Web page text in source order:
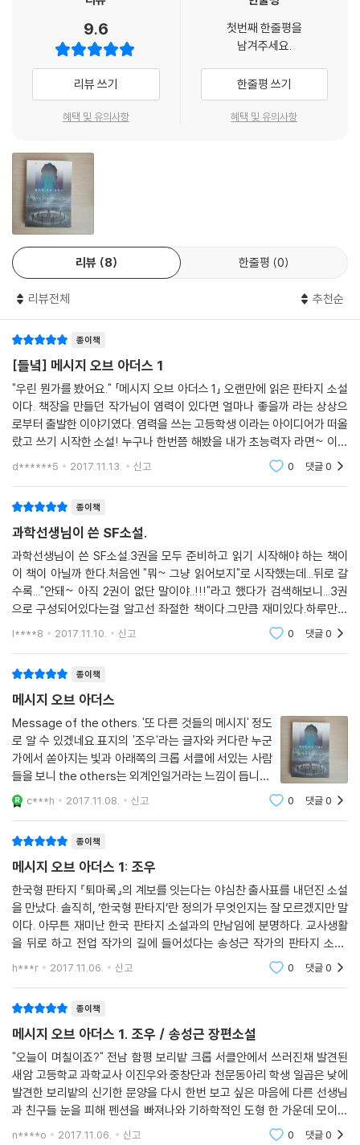
훈 옆에 있던 정수기 물통에서 뽀글거리며 귀엽게 생긴 물방울 몇 개가 올
라왔다. ---「실종 3」중에서
“우린 뭔가를 봤어요.”
박에스더였다. 그 아이는 패배를 인정하지 않는 고집 센 운동선수 같았다.
다른 사람들의 말을 듣지 않았다. 에스더는 뭔가를 봤다는 자기 말에만 귀
를 기울였다.
고인아가 에스더를 부드럽게 바라보았다. 인아의 침착한 말을 최동훈이 잽
싸게 맞받았다.
“다들 거기 있었잖아. 안 그래?” 최동훈이 아이들을 돌아보며 말했다. “거
짓말할 셈이야?” ---「실종 3」중에서
“새벽에 보리밭에 갔었어요. 크롭 서클 보러.”
멍하고 퀭한 눈으로 그가 대답했다.
“그건 저도 알죠. 제 말은…….”
최동훈이 냉큼 대답했다.
“아냐. 우리가 본 건 빛밖에 없어.”
고인아는 풀어진 운동화 끈을 조이다가 최동훈 쪽으로 고개를 들어 올리며
말했다.
“원래 UFO는 강한 빛을 발산해. 영화 못 봤어?”
최동훈이 화가 난 원숭이처럼 꽥 소리를 질렀다. 뭔가 불안해 보이는 동훈
을 향해 아이들이 눈을 흘겼다.
“너희들은 어땠는지 모르지만, 난 소리도 들었어.” 우도윤이 말했다.
박에스더가 잠에서 깨어났다. ---「실종 3」중에서
두 선생님들이 응급실을 나가자마자 아이들이 한쪽으로 모여들었다. 그들
은 최대한 작게 속닥거렸지만 간호 장교가 성난 눈으로 노려볼 만큼 시끄
러웠다.
“UFO가 확실해. 우린 납치됐던 거야.”
최동훈이 눈에 힘을 주고 말했다.
를 보며 말했다.
“난 일주일.” 우도윤이었다.
“어, 얘들아, 난 아주 잠깐이었어. 한 5분?” 김철산이었다.
일어난 그날 밤, 이 소설의 등장인물들의 미래와 이야기의 향방을 바꿀 특
별한 만남이 이루어진다.
칼 세이건의 책을 즐겨 탐독하는 과학 교사 이진우, 여름이 가까워진 밤의
보리밭에서 낭만을 즐기고 싶었던 중창단원 셋과 천문 동아리원 넷은 쓰러
그리 특별하지 않다. 이어지는 만남에 비하면.) 이들은 어둠 속에서 서로의
목소리를 더듬어가며 이야기를 나누다가 ‘움직이는’ 별을 본다. 그리고 그
별은 곧…….
‘스토리의 귀환’ 을 알리는 신호탄!
잠 못드는 밤이 다시 시작된다……!
한 과학적 해석과 사회학적 상상력을 결합하여 쓴 장편소설 『라브리: 최후
이다. 『라브리』는 전자책으로만 출간되었다. “인간세계에서 망각되기 위
해서 오히려 ‘홀로 살아남는 법’을 배워야 한다는 역설이 흥미롭다. 역동적
인 문체와 탄탄한 스토리가 읽는 이를 사로잡는 소설”(문학평론가 정여
울)이라는 평가를 받은 이 작품은 ‘결핍’이라는 철학의 문제를 매력적으로
풀어낸 SF다. 그의 소설은 잘 만들어진 한편의 미드를 연상시킨다. 인물이
벌떡 일어서는 듯 생생한 캐릭터가 장면마다 등장한다.
학과 사회학, 신학 등의 문제의식을 풀어놓는다. 이번에 1권을 출간하는 장
편소설 『메시지 오브 아더스(Message of the Others)』에서 그는 외계
인과 UFO라는 대중적인 환상을 파고든다. 종교에서는 신이라 부르고, 과
학에서는 외계생명체라 부르는 타자(other, the others)의 문제가 이 소
설의 중핵이다. 이미 전편의 구상을 끝냈으며 10권 분량으로 기획된 대작
이다. 2권과 3권은 연내에 순차적으로 출간될 예정이다. 이 작품은 작가 스
스로 ‘신화와 상징의 유물론’이라 명명한 방법을 통해 쓰였다. 우리에게 잘
알려진 이야기는 새롭고 낯설게 다가올 것이고, 독자들은 사실과 환상이
드라마 제작 논의가 나온 이 소설은 20년 전 『퇴마록』의 신화를 기억하는
독자들에게 ‘스토리의 귀환’을 알리는 서막이나 다름없다.
9.6
리뷰 쓰기
혜택 및 유의사항
첫번째 한줄평을
남겨주세요.
한줄평 쓰기
혜택 및 유의사항
리뷰 8 한줄평 0
리뷰전체 추천순
종이책
[들녘] 메시지 오브 아더스 1
"우린 뭔가를 봤어요."​​ 「메시지 오브 아더스 1」 오랜만에 읽은 판타지 소설
이다. 책장을 만들던 작가님이 염력이 있다면 얼마나 좋을까 라는 상상으
로부터 출발한 이야기였다. 염력을 쓰는 고등학생 이라는 아이디어가 떠올
랐고 쓰기 시작한 소설! 누구나 한번쯤 해봤을 내가 초능력자 라면~ 이란
생각에 불을 붙여준 참 재미난 소설이었다.전라남도 함평군 돌머리해변..
d******5 2017.11.13. 신고 0 댓글0
종이책
과학선생님이 쓴 SF소설.
과학선생님이 쓴 SF소설.3권을 모두 준비하고 읽기 시작해야 하는 책이
이 책이 아닐까 한다.처음엔 "뭐~ 그냥 읽어보지"로 시작했는데...뒤로 갈
수록..."안돼~ 아직 2권이 없단 말이야..!!!"라고 했다가 검색해보니...3권
으로 구성되어있다는걸 알고선 좌절한 책이다.그만큼 재미있다.하루만에
후딱 완독이 될만큼 가독력이 높은데, 그렇다고 단순하지도 않다.책에 나
l****8 2017.11.10. 신고 0 댓글0
종이책
메시지 오브 아더스
Message of the others. '또 다른 것들의 메시지' 정도
로 알 수 있겠네요.표지의 '조우'라는 글자와 커다란 누군
가에서 쏟아지는 빛과 아래쪽의 크롭 서클에 서있는 사람
들을 보니 the others는 외계인일거라는 느낌이 듭니다.
UFO와 외계인이 나오는 판타지 소설은 접하기 힘든데 이
번에 만나게 됐습니다. 크롭 서클은 전세계적으로 나타나
c***h 2017.11.08. 신고 0 댓글0
종이책
메시지 오브 아더스 1: 조우
한국형 판타지 『퇴마록』의 계보를 잇는다는 야심찬 출사표를 내던진 소설
을 만났다. 솔직히, ‘한국형 판타지’란 정의가 무엇인지는 잘 모르겠지만 말
이다. 아무튼 재미난 한국 판타지 소설과의 만남임에 분명하다. 교사생활
을 뒤로 하고 전업 작가의 길에 들어섰다는 송성근 작가의 판타지 소설,
『메시지 오브 아더스』가 그 주인공이다. 1권 타이틀은 「조우」다. 고교 1학
h***r 2017.11.06. 신고 0 댓글0
종이책
메시지 오브 아더스 1. 조우 / 송성근 장편소설
"오늘이 며칠이죠?" 전남 함평 보리밭 크롭 서클안에서 쓰러진채 발견된
새암 고등학교 과학교사 이진우와 중창단과 천문동아리 학생 일곱은 낮에
발견한 보리밭의 신기한 문양을 다시 한번 보고 싶은 마음에 다른 선생님
과 친구들 눈을 피해 펜션을 빠져나와 기하학적인 도형 한 가운데 모이게
되었고 그때 어떤 무언가와 '조우'하게 된다. 그 뒤에 보리밭 주인에 의해
n****o 2017.11.06. 신고 0 댓글0